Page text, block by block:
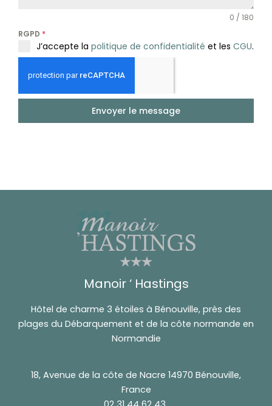
0 / 180
RGPD *
J’accepte la politique de confidentialité et les CGU.
Envoyer le message
Manoir ‘ Hastings
Hôtel de charme 3 étoiles à Bénouville, près des
plages du Débarquement et de la côte normande en
Normandie
18, Avenue de la côte de Nacre 14970 Bénouville,
France